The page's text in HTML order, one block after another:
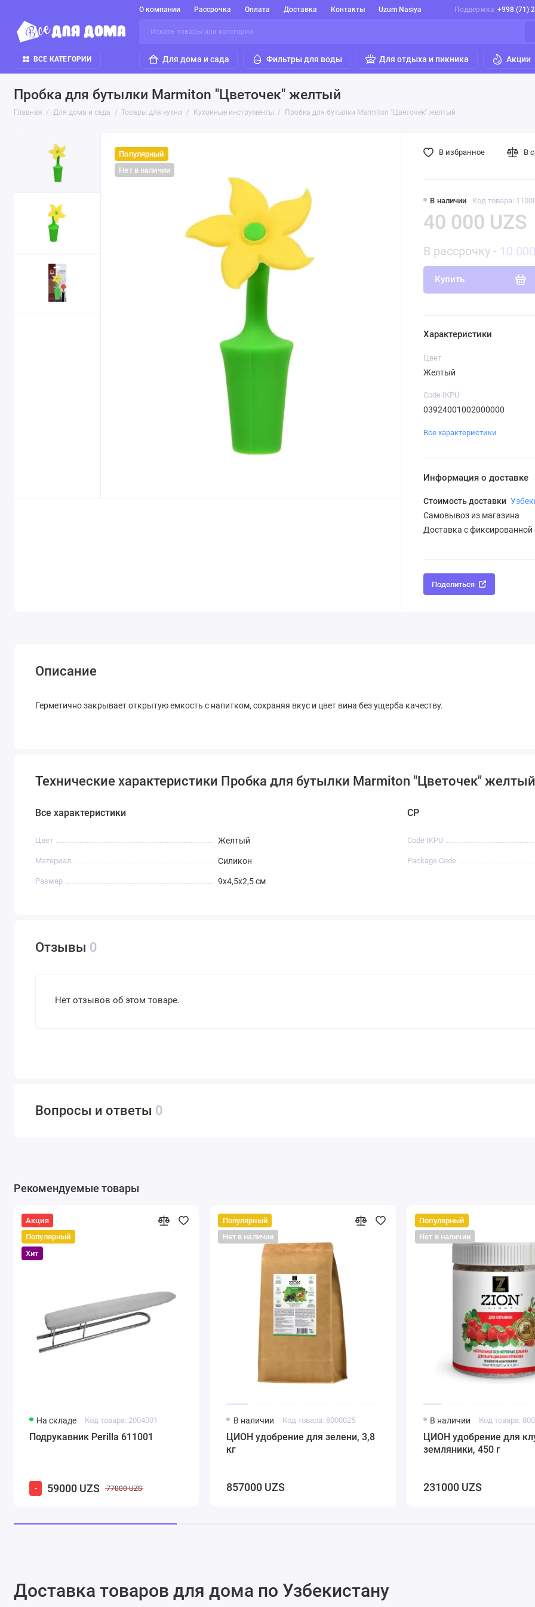
О компании Рассрочка Оплата Доставка Контакты Uzum Nasiya Поддержка +998 (71)
ВСЕ КАТЕГОРИИ Для дома и сада Фильтры для воды Для отдыха и пикника Акции
Пробка для бутылки Marmiton "Цветочек" желтый
Главная Для дома и сада Товары для кухни Кухонные инструменты Пробка для бутылки Marmiton "Цветочек" желтый
Популярный
Нет в наличии
В наличии Код товара:
40 000 UZS
В рассрочку - 10 000
Купить
В избранное В
Характеристики
Цвет
Желтый
Code IKPU
03924001002000000
Все характеристики
Информация о доставке
Стоимость доставки
Самовывоз из магазина
Доставка с
Поделиться
Описание
Герметично закрывает открытую емкость с напитком, сохраняя вкус и цвет вина без ущерба качеству.
Технические характеристики Пробка для бутылки Marmiton "Цветочек"
Все характеристики
Цвет Желтый
Материал Силикон
Размер 9х4,5х2,5 см
CP
Code IKPU
Package Code
Отзывы 0
Нет отзывов об этом товаре.
Вопросы и ответы 0
Рекомендуемые товары
Акция
Популярный
Хит
На складе Код товара: 2004001
Подрукавник Perilla 611001
- 59000 UZS 77000 UZS
Популярный
Нет в наличии
В наличии Код товара: 8000025
ЦИОН удобрение для зелени, 3,8
кг
857000 UZS
Популярный
Нет в наличии
В наличии Код товара:
ЦИОН удобрение для
земляники, 450 г
231000 UZS
Доставка товаров для дома по Узбекистану